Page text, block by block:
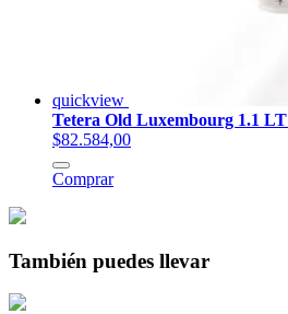
quickview
Tetera Old Luxembourg 1.1 LT
$82.584,00
Comprar
También puedes llevar